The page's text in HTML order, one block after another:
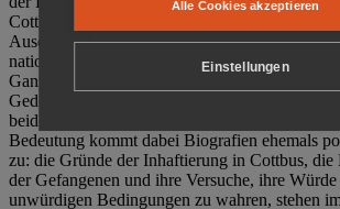
Cottbus ist. Im Zentrum der Arbeit der
Auseinandersetzung mit politischem Unrecht
nationalsozialistischen Terrorherrschaft und der
Ganzjährig zeigen mehrere Dauer- und
Gedenkstätte Zuchthaus Cottbus Beispiele
beiden deutschen Diktaturen des 20.
Bedeutung kommt dabei Biografien ehemals
zu: die Gründe der Inhaftierung in Cottbus, die
der Gefangenen und ihre Versuche, ihre Würde
unwürdigen Bedingungen zu wahren, stehen
Alle Cookies akzeptieren
Einstellungen